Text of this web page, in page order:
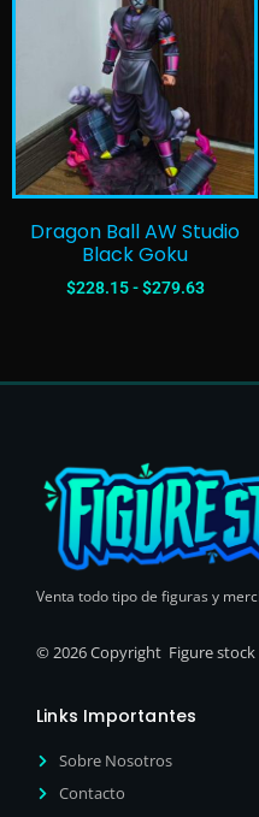
Dragon Ball AW Studio
Black Goku
$228.15 - $279.63
Venta todo tipo de figuras y
© 2026 Copyright Figure stock
Links Importantes
Sobre Nosotros
Contacto